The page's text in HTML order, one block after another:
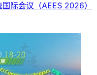
际会议 （AEES 2026）